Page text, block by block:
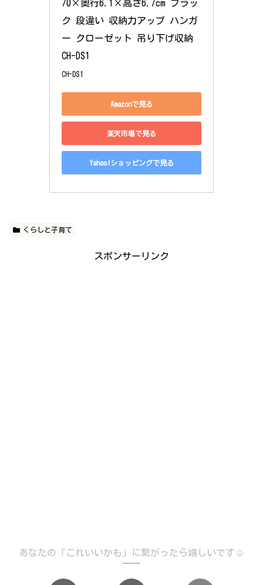
70×奥行6.1×高さ6.7cm ブラッ
ク 段違い 収納力アップ ハンガ
ー クローゼット 吊り下げ収納
CH-DS1
CH-DS1
Amazonで見る
楽天市場で見る
Yahoo!ショッピングで見る
くらしと子育て
スポンサーリンク
あなたの「これいいかも」に繋がったら嬉しいです☺️